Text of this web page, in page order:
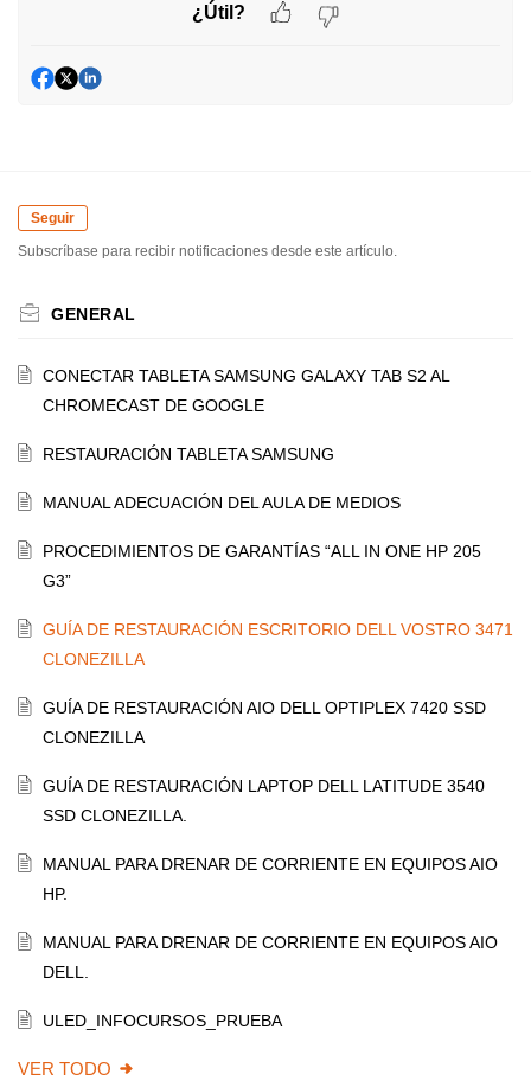
¿Útil?
Seguir
Subscríbase para recibir notificaciones desde este artículo.
GENERAL
CONECTAR TABLETA SAMSUNG GALAXY TAB S2 AL
CHROMECAST DE GOOGLE
RESTAURACIÓN TABLETA SAMSUNG
MANUAL ADECUACIÓN DEL AULA DE MEDIOS
PROCEDIMIENTOS DE GARANTÍAS “ALL IN ONE HP 205
G3”
GUÍA DE RESTAURACIÓN ESCRITORIO DELL VOSTRO 3471
CLONEZILLA
GUÍA DE RESTAURACIÓN AIO DELL OPTIPLEX 7420 SSD
CLONEZILLA
GUÍA DE RESTAURACIÓN LAPTOP DELL LATITUDE 3540
SSD CLONEZILLA.
MANUAL PARA DRENAR DE CORRIENTE EN EQUIPOS AIO
HP.
MANUAL PARA DRENAR DE CORRIENTE EN EQUIPOS AIO
DELL.
ULED_INFOCURSOS_PRUEBA
VER TODO